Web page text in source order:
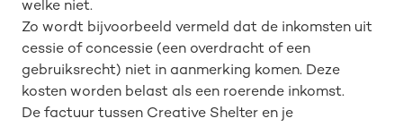
welke niet.
Zo wordt bijvoorbeeld vermeld dat de inkomsten uit
cessie of concessie (een overdracht of een
gebruiksrecht) niet in aanmerking komen. Deze
kosten worden belast als een roerende inkomst.
De factuur tussen Creative Shelter en je